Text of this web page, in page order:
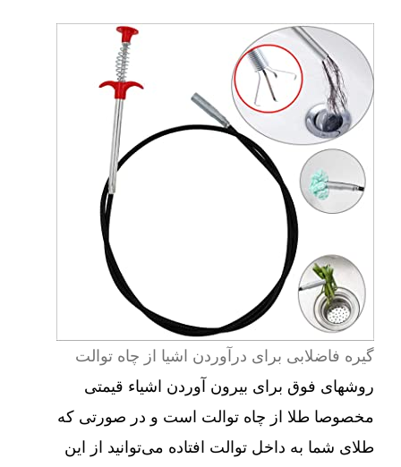
گیره فاضلابی برای درآوردن اشیا از چاه توالت
روشهای فوق برای بیرون آوردن اشیاء قیمتی
مخصوصا طلا از چاه توالت است و در صورتی که
طلای شما به داخل توالت افتاده می‌توانید از این